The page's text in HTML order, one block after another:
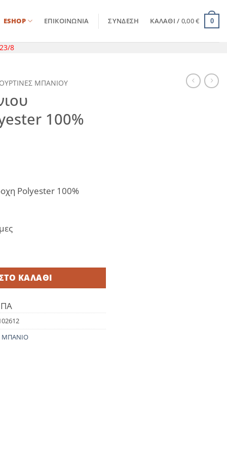
ESHOP ΕΠΙΚΟΙΝΩΝΊΑ ΣΎΝΔΕΣΗ ΚΑΛΆΘΙ / 0,00€ 0
8
ΜΠΑΝΙΟΥ
100%
Polyester 100%
ΚΑΛΆΘΙ
ΜΠΑΝΙΟ